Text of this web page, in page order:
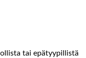
tai epätyypillistä